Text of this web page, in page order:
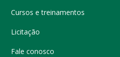
Cursos e treinamentos
Licitação
Fale conosco